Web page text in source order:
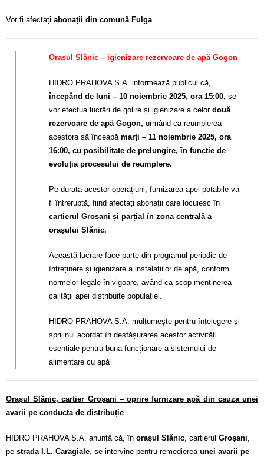
Vor fi afectați abonații din comună Fulga.
Orașul Slănic – igienizare rezervoare de apă Gogon
HIDRO PRAHOVA S.A. informează publicul că,
începând de luni – 10 noiembrie 2025, ora 15:00, se
vor efectua lucrări de golire și igienizare a celordouă
rezervoare de apă Gogon, urmând ca reumplerea
acestora să înceapă marți – 11 noiembrie 2025, ora
16:00, cu posibilitate de prelungire, în funcție de
evoluția procesului de reumplere.
Pe durata acestor operațiuni, furnizarea apei potabile va
fi întreruptă, fiind afectați abonații care locuiesc în
cartierul Groșani și parțial în zona centrală a
orașului Slănic.
Această lucrare face parte din programul periodic de
întreținere și igienizare a instalațiilor de apă, conform
normelor legale în vigoare, având ca scop menținerea
calității apei distribuite populației.
HIDRO PRAHOVA S.A. mulțumește pentru înțelegere și
sprijinul acordat în desfășurarea acestor activități
esențiale pentru buna funcționare a sistemului de
alimentare cu apă
Orașul Slănic, cartier Groșani – oprire furnizare apă din cauza unei
avarii pe conducta de distribuție
HIDRO PRAHOVA S.A. anunță că, în orașul Slănic, cartierul Groșani,
pe strada I.L. Caragiale, se intervine pentru remedierea unei avarii pe